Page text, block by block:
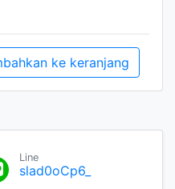
ke keranjang
Line
slad0oCp6_